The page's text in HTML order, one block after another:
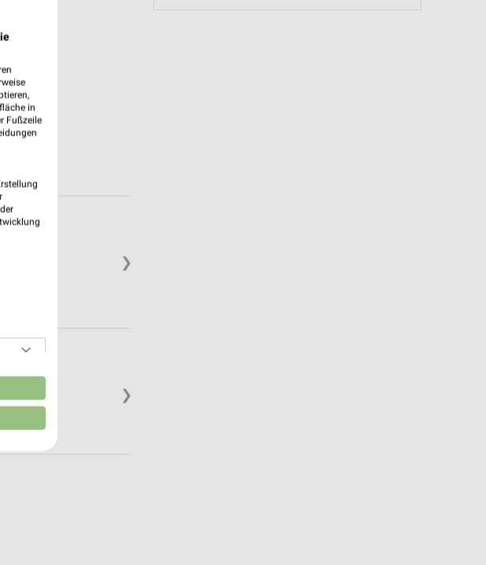
❯
❯
in
Fußzeile